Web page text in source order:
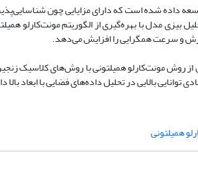
داده شده است که دارای مزایایی چون
مدل با بهره‌گیری از الگوریتم مونت‌کارلو
و سرعت همگرایی را افزایش می‌دهد.
روش مونت‌کارلو همیلتونی با روش‌های کلاسیک
بالایی در تحلیل داده‌های فضایی با ابعاد بالا
همیلتونی